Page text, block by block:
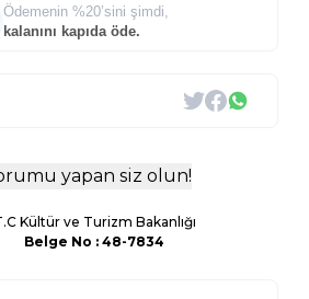
Ödemenin %20’sini şimdi,
kalanını kapıda öde.
yapan siz olun!
Kültür ve Turizm Bakanlığı
Belge No : 48-7834